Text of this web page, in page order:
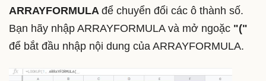
ARRAYFORMULA để chuyển đổi các ô thành số.
Bạn hãy nhập ARRAYFORMULA và mở ngoặc "("
để bắt đầu nhập nội dung của ARRAYFORMULA.